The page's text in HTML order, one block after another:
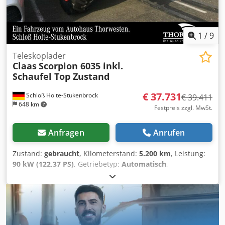
1 /9
Schloß Holte-Stukenbrock
648 km
Teleskoplader
ClaasScorpion 6035 inkl.
Schaufel Top Zustand
€ 37.731€ 39.411
Festpreis zzgl. MwSt.
Anfragen Anrufen
Zustand: gebraucht, Kilometerstand: 5.200 km, Leistung:
90 kW (122,37 PS), Getriebetyp: Automatisch,
Grün
kg, Leergewicht:5 kg, maximales Ladegewicht:2.900 kg,
Hubhöhe:
6.150.000 mm, Anzahl der Sitzplätze:1,
01/2016, Betriebsstunden:5.200 h
Gesamthöhe:
46.800 mm, Fahrerkabine: